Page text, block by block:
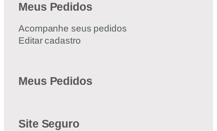
Meus Pedidos
Acompanhe seus pedidos
Editar cadastro
Meus Pedidos
Site Seguro